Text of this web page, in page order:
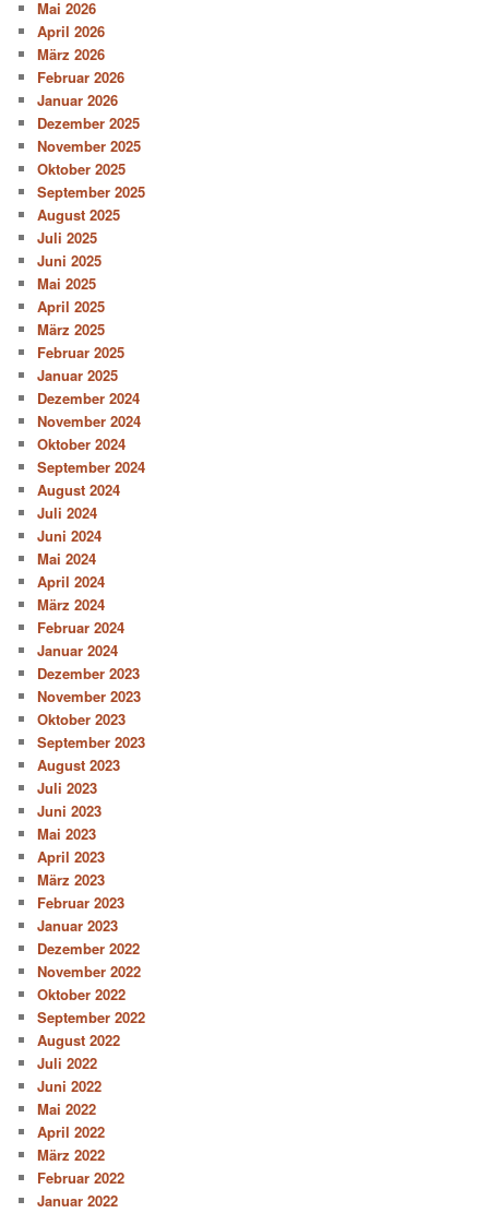
Mai 2026
April 2026
März 2026
Februar 2026
Januar 2026
Dezember 2025
November 2025
Oktober 2025
September 2025
August 2025
Juli 2025
Juni 2025
Mai 2025
April 2025
März 2025
Februar 2025
Januar 2025
Dezember 2024
November 2024
Oktober 2024
September 2024
August 2024
Juli 2024
Juni 2024
Mai 2024
April 2024
März 2024
Februar 2024
Januar 2024
Dezember 2023
November 2023
Oktober 2023
September 2023
August 2023
Juli 2023
Juni 2023
Mai 2023
April 2023
März 2023
Februar 2023
Januar 2023
Dezember 2022
November 2022
Oktober 2022
September 2022
August 2022
Juli 2022
Juni 2022
Mai 2022
April 2022
März 2022
Februar 2022
Januar 2022